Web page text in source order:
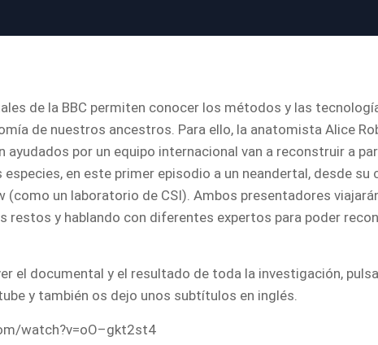
de la BBC permiten conocer los métodos y las
de nuestros ancestros. Para ello, la anatomista Alice
ayudados por un equipo internacional van a reconstruir a
en este primer episodio a un neandertal, desde su
(como un laboratorio de CSI). Ambos presentadores
restos y hablando con diferentes expertos para poder
el documental y el resultado de toda la investigación,
y también os dejo unos subtítulos en inglés.
watch?v=oO–gkt2st4